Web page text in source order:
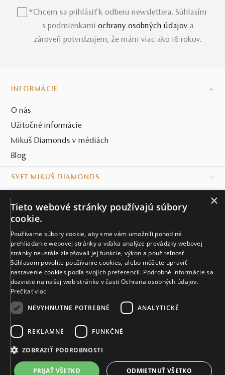
2 440 €
DO KOŠÍKA
*Chcem sa prihlásiť k odberu newslettera. Súhlasím
s podmienkami ochrany osobných údajov a
zároveň potvrdzujem, že mám viac ako 16 rokov.
INFORMÁCIE
O nás
Užitočné informácie
Mikuš Diamonds v médiách
Blog
SVET MIKUŠ DIAMONDS
KONTAKT
Naše klenotníctva
Sídlo spoločnosti
© MIKUŠ DIAMONDS, A.S. 2026. VŠETKY PRÁVA VYHRADENÉ.
×
Tieto webové stránky používajú súbory
cookie.
Používame súbory cookie, aby sme vám umožnili pohodlné
prehliadanie webovej stránky a vďaka analýze prevádzky webovej
stránky neustále zlepšovali jej funkcie, výkon a použiteľnosť.
Súhlasom povolíte používanie cookies, alebo môžete upraviť
nastavenie cookies podľa svojích preferencií. Podrobné informácie sa
dozviete na našej web stránke v časti Ochrana osobných údajov.
Prečítať viac
NEVYHNUTNE POTREBNÉ
ANALYTICKÉ
REKLAMNÉ FUNKČNÉ
ZOBRAZIŤ PODROBNOSTI
PRIJAŤ VŠETKO ODMIETNUŤ VŠETKO